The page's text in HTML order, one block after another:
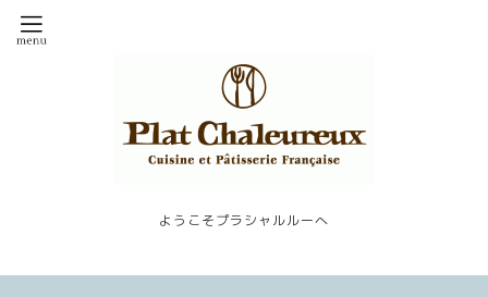
ようこそプラシャルルーへ